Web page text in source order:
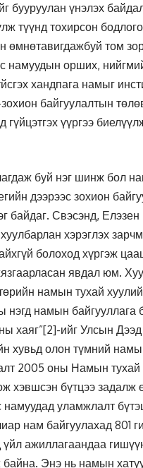
бууруулан үнэлэх
түүнд тохирсон
том
намуудын орших,
хандпага намыг
байгуулалтын
үүргээ
буй нэг шинж бол
дээрээс зохион
байдаг. Свэсэнд,
хэрэглэх
болоход хүргэж
явдал юм.
намын тухай
нэгд намын байгууллага
хаяг”[2]-ийг Улсын
хувьд олон түмний
2005 оны Намын тухай
хэвшсэн бүтцээ
уламжлалт
нам байгуулахад 801
ажиллагаандаа
Энэ нь намын